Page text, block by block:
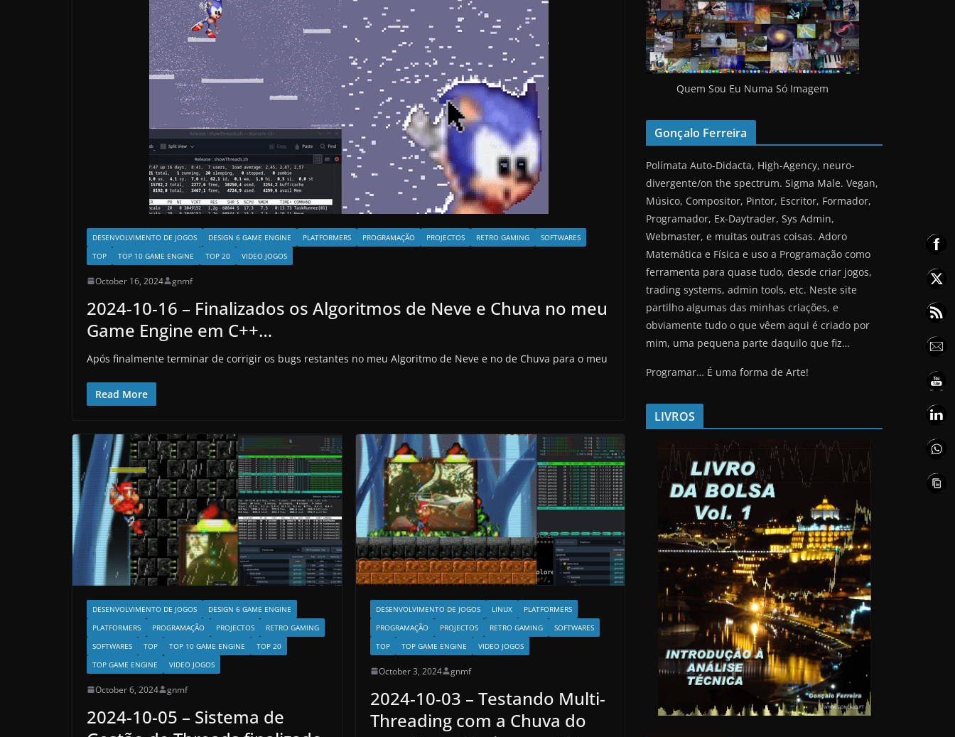
DESENVOLVIMENTO DE JOGOS DESIGN 6 GAME ENGINE PLATFORMERS PROGRAMAÇÃO PROJECTOS RETRO GAMING
SOFTWARES
TOP
TOP 10 GAME ENGINE TOP 20 VIDEO JOGOS
October 16, 2024 gnmf
2024-10-16 – Finalizados os Algoritmos de Neve e Chuva no meu
Game Engine em C++…
Após finalmente terminar de corrigir os bugs restantes no meu Algoritmo de Neve e no de Chuva para o meu
Read More
DESENVOLVIMENTO DE JOGOS
DESIGN 6 GAME ENGINE
PLATFORMERS
PROGRAMAÇÃO PROJECTOS
RETRO GAMING
SOFTWARES
TOP TOP 10 GAME ENGINE
TOP 20
TOP GAME ENGINE
VIDEO JOGOS
October 6, 2024 gnmf
2024-10-05 – Sistema de
DESENVOLVIMENTO DE JOGOS LINUX
PLATFORMERS
PROGRAMAÇÃO
PROJECTOS RETRO GAMING
SOFTWARES
TOP
TOP GAME ENGINE VIDEO JOGOS
October 3, 2024 gnmf
2024-10-03 – Testando Multi-
Threading com a Chuva do
Quem Sou Eu Numa Só Imagem
Gonçalo Ferreira
Polímata Auto-Didacta, High-Agency, neuro-
divergente/on the spectrum. Sigma Male. Vegan,
Músico, Compositor, Pintor, Escritor, Formador,
Programador, Ex-Daytrader, Sys Admin,
Webmaster, e muitas outras coisas. Adoro
Matemática e Física e uso a Programação como
ferramenta para quase tudo, desde criar jogos,
trading systems, admin tools, etc. Neste site
partilho algumas das minhas criações, e
obviamente tudo o que vêem aqui é criado por
mim, uma pequena parte daquilo que fiz…
Programar… É uma forma de Arte!
LIVROS